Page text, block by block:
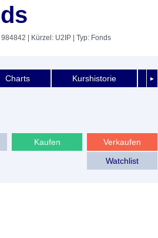
984842 | Kürzel: U2IP | Typ: Fonds
►
Charts Kurshistorie
Verkaufen
Kaufen
Watchlist